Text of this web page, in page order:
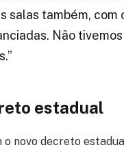
salas também, com
Não
estadual
o novo decreto